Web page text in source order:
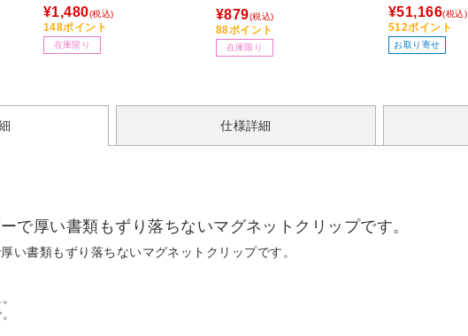
¥1,480(税込)
148ポイント
在庫限り
¥879(税込)
88ポイント
在庫限り
¥51,166(税込)
512ポイント
お取り寄せ
仕様詳細
で厚い書類もずり落ちないマグネットクリップです。
い書類もずり落ちないマグネットクリップです。